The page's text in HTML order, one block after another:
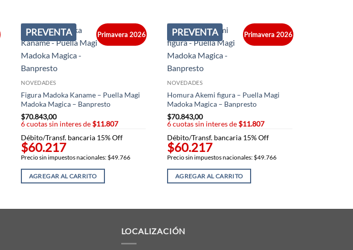
PREVENTA Primavera 2026
NOVEDADES
Figura Madoka Kaname – Puella Magi
Madoka Magica – Banpresto
$70.843,00
6 cuotas sin interes de$11.807
Débito/Transf. bancaria 15% Off
$60.217
Precio sin impuestos nacionales: $49.766
AGREGAR AL CARRITO
PREVENTA Primavera 2026
NOVEDADES
Homura Akemi figura – Puella Magi
Madoka Magica – Banpresto
$70.843,00
6 cuotas sin interes de$11.807
Débito/Transf. bancaria 15% Off
$60.217
Precio sin impuestos nacionales: $49.766
AGREGAR AL CARRITO
LOCALIZACIÓN